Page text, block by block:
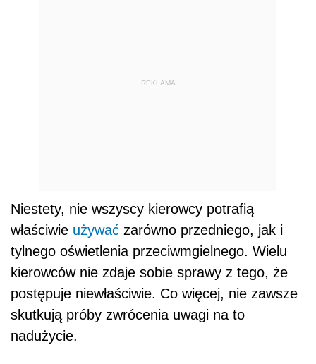
REKLAMA
Niestety, nie wszyscy kierowcy potrafią
właściwie używać zarówno przedniego, jak i
tylnego oświetlenia przeciwmgielnego. Wielu
kierowców nie zdaje sobie sprawy z tego, że
postępuje niewłaściwie. Co więcej, nie zawsze
skutkują próby zwrócenia uwagi na to
nadużycie.